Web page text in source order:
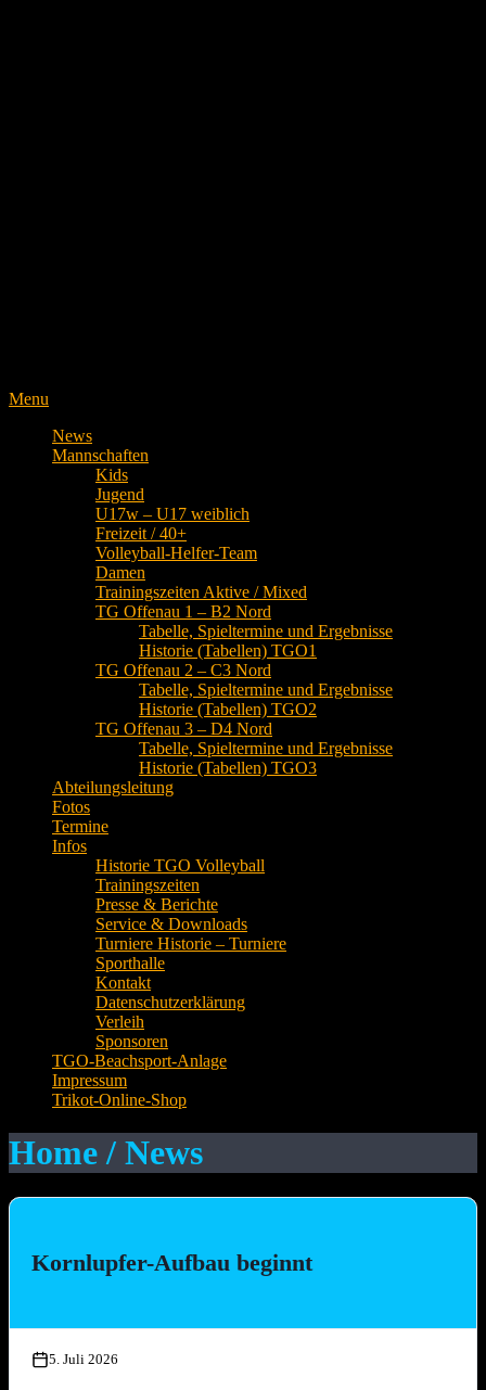
Menu
News
Mannschaften
Kids
Jugend
U17w – U17 weiblich
Freizeit / 40+
Volleyball-Helfer-Team
Damen
Trainingszeiten Aktive / Mixed
TG Offenau 1 – B2 Nord
Tabelle, Spieltermine und Ergebnisse
Historie (Tabellen) TGO1
TG Offenau 2 – C3 Nord
Tabelle, Spieltermine und Ergebnisse
Historie (Tabellen) TGO2
TG Offenau 3 – D4 Nord
Tabelle, Spieltermine und Ergebnisse
Historie (Tabellen) TGO3
Abteilungsleitung
Fotos
Termine
Infos
Historie TGO Volleyball
Trainingszeiten
Presse & Berichte
Service & Downloads
Turniere Historie – Turniere
Sporthalle
Kontakt
Datenschutzerklärung
Verleih
Sponsoren
TGO-Beachsport-Anlage
Impressum
Trikot-Online-Shop
Home / News
Kornlupfer-Aufbau beginnt
5. Juli 2026